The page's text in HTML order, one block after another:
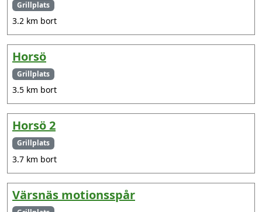
Grillplats
3.2 km bort
Horsö
Grillplats
3.5 km bort
Horsö 2
Grillplats
3.7 km bort
Värsnäs motionsspår